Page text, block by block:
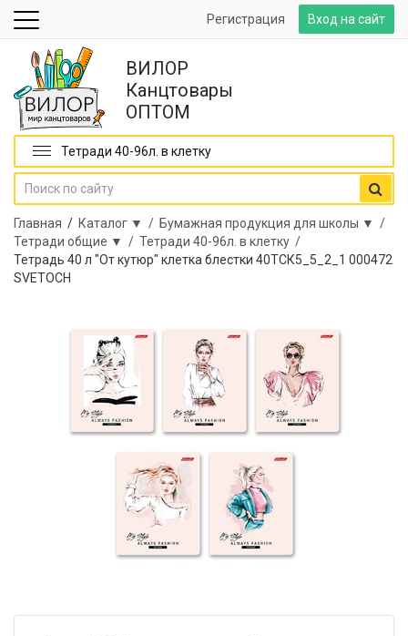
Вход на сайт
Регистрация
ВИЛОР
Канцтовары
ОПТОМ
Тетради 40-96л. в клетку
Главная / Каталог ▼ / Бумажная продукция для школы ▼ /
Тетради общие ▼ / Тетради 40-96л. в клетку /
Тетрадь 40 л "От кутюр" клетка блестки 40ТСК5_5_2_1 000472
SVETOCH